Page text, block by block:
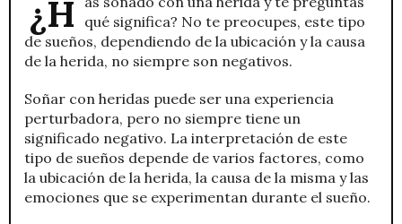
¿Has soñado con una herida y te preguntas
qué significa? No te preocupes, este tipo
de sueños, dependiendo de la ubicación y la causa
de la herida, no siempre son negativos.
Soñar con heridas puede ser una experiencia
perturbadora, pero no siempre tiene un
significado negativo. La interpretación de este
tipo de sueños depende de varios factores, como
la ubicación de la herida, la causa de la misma y las
emociones que se experimentan durante el sueño.